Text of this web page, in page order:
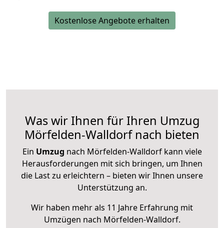
Kostenlose Angebote erhalten
Was wir Ihnen für Ihren Umzug
Mörfelden-Walldorf nach bieten
Ein Umzug nach Mörfelden-Walldorf kann viele
Herausforderungen mit sich bringen, um Ihnen
die Last zu erleichtern – bieten wir Ihnen unsere
Unterstützung an.
Wir haben mehr als 11 Jahre Erfahrung mit
Umzügen nach Mörfelden-Walldorf.